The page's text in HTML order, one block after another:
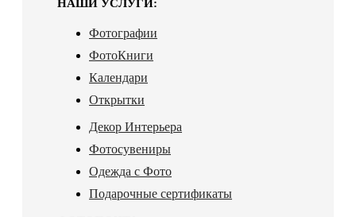
НАШИ УСЛУГИ:
Фотографии
ФотоКниги
Календари
Открытки
Декор Интерьера
Фотосувениры
Одежда с Фото
Подарочные сертификаты